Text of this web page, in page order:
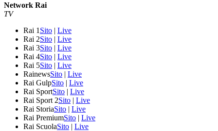
Network Rai
TV
Rai 1 Sito | Live
Rai 2Sito | Live
Rai 3Sito | Live
Rai 4Sito | Live
Rai 5Sito | Live
RainewsSito | Live
Rai GulpSito | Live
Rai SportSito | Live
Rai Sport 2Sito | Live
Rai StoriaSito | Live
Rai PremiumSito | Live
Rai ScuolaSito | Live